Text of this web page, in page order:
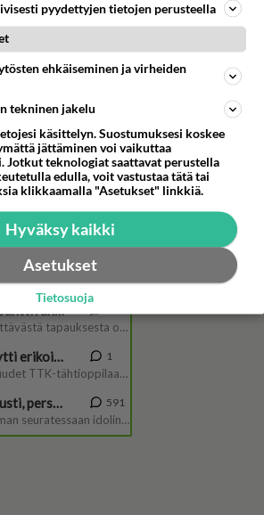
pyydettyjen tietojen perusteella
ehkäiseminen ja virheiden
tekninen jakelu
käsittelyn. Suostumuksesi koskee
jättäminen voi vaikuttaa
Jotkut teknologiat saattavat perustella
edulla, voit vastustaa tätä tai
klikkaamalla "Asetukset" linkkiä.
Hyväksy kaikki
Asetukset
Tietosuoja